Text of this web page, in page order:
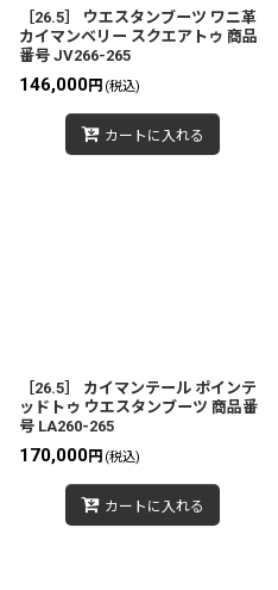
［26.5］ ウエスタンブーツ ワニ革
カイマンベリー スクエアトゥ 商品
番号 JV266-265
146,000円 (税込)
カートに入れる
［26.5］ カイマンテール ポインテ
ッドトゥ ウエスタンブーツ 商品番
号 LA260-265
170,000円 (税込)
カートに入れる